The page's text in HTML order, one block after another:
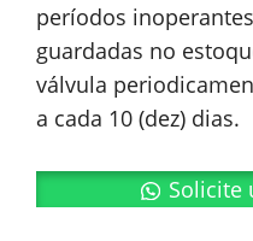
períodos
guardadas no
válvula
a cada 10 (dez) dias.
Solicite